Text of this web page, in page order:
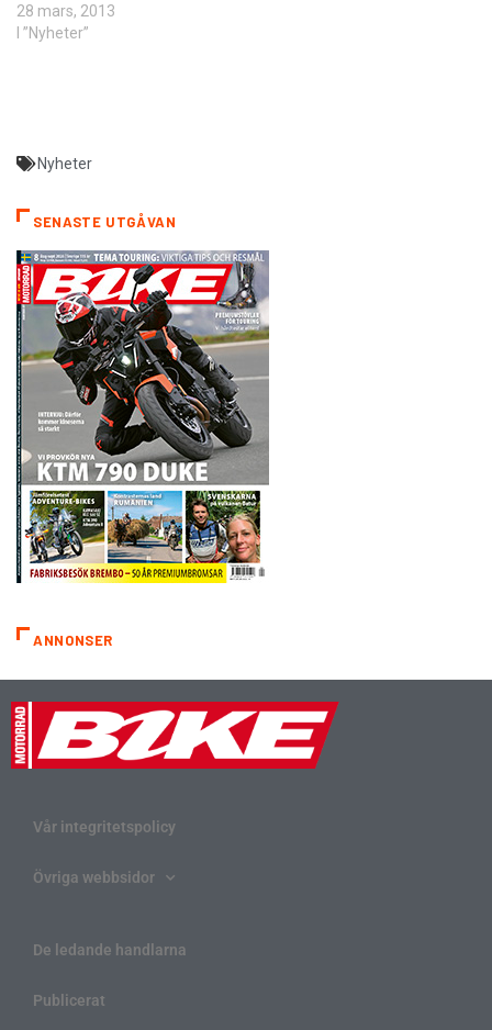
28 mars, 2013
I ”Nyheter”
Nyheter
SENASTE UTGÅVAN
ANNONSER
Vår integritetspolicy
Övriga webbsidor
De ledande handlarna
Publicerat